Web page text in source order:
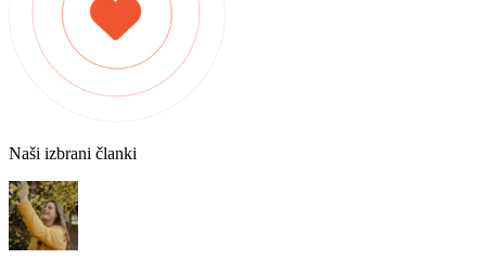
Naši izbrani članki